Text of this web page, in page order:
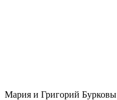
Мария и Григорий Бурковы